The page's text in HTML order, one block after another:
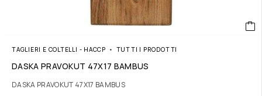
TAGLIERI E COLTELLI - HACCP TUTTI I PRODOTTI
DASKA PRAVOKUT 47X17 BAMBUS
DASKA PRAVOKUT 47X17 BAMBUS